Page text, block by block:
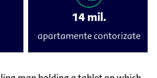
14 mil.
apartamente contorizate